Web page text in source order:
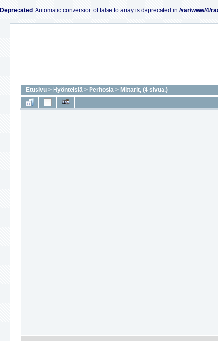
Deprecated : Automatic conversion of false to array is deprecated in /var/www/4/
Etusivu > Hyönteisiä > Perhosia > Mittarit, (4 sivua.)